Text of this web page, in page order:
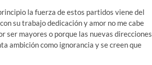
la fuerza de estos partidos viene del
su trabajo dedicación y amor no me cabe
ser mayores o porque las nuevas direcciones
ambición como ignorancia y se creen que